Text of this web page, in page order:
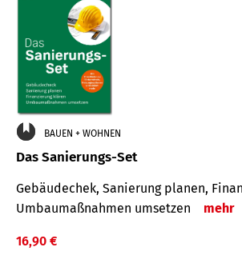
BAUEN + WOHNEN
Das Sanierungs-Set
Gebäudechek, Sanierung planen,
Umbaumaßnahmen umsetzen
mehr
16,90 €